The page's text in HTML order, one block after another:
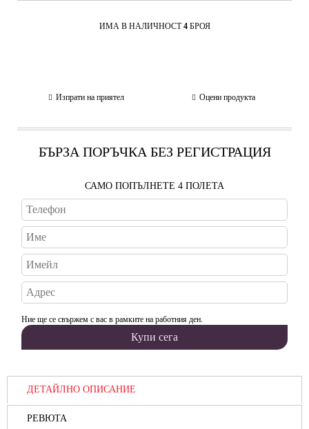
ИМА В НАЛИЧНОСТ4БРОЯ
Изпрати на приятел Оцени продукта
БЪРЗА ПОРЪЧКА БЕЗ РЕГИСТРАЦИЯ
САМО ПОПЪЛНЕТЕ 4 ПОЛЕТА
Ние ще се свържем с вас в рамките на работния ден.
ДЕТАЙЛНО ОПИСАНИЕ
РЕВЮТА